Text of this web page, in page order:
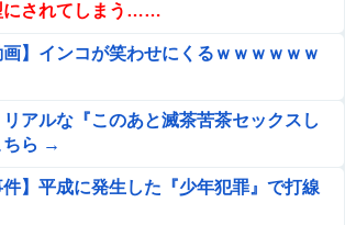
にされてしまう……
画】インコが笑わせにくるｗｗｗｗｗｗ
リアルな『このあと滅茶苦茶セックスし
ちら →
件】平成に発生した『少年犯罪』で打線